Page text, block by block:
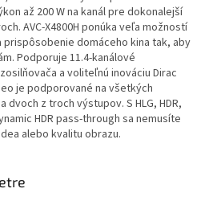
až 200 W na kanál pre dokonalejší
AVC-X4800H ponúka veľa možností
prispôsobenie domáceho kina tak, aby
Podporuje 11.4-kanálové
a voliteľnú inováciu Dirac
je podporované na všetkých
dvoch z troch výstupov. S HLG, HDR,
HDR pass-through sa nemusíte
alebo kvalitu obrazu.